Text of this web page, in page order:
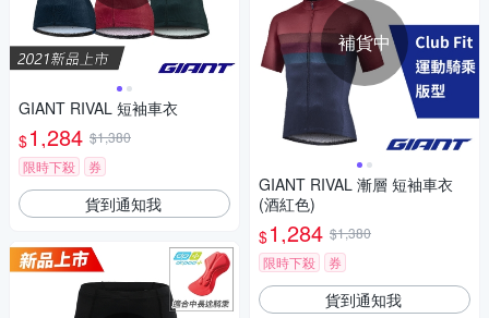
GIANT RIVAL 短袖車衣
$1,284 $1,380
限時下殺
券
貨到通知我
補貨中
GIANT RIVAL 漸層 短袖車衣
(酒紅色)
$1,284 $1,380
限時下殺
券
貨到通知我